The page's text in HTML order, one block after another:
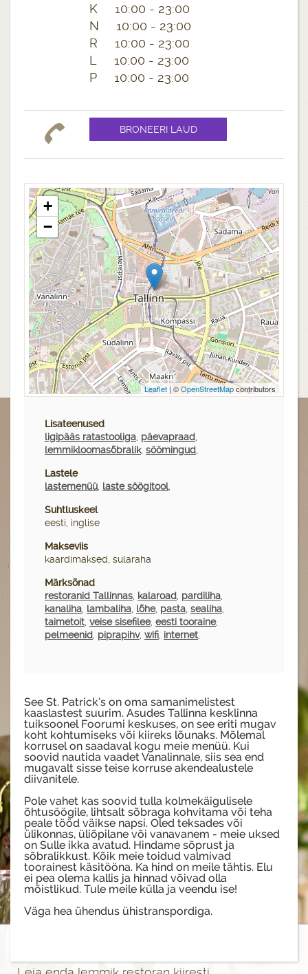
K 10:00 - 23:00
N 10:00 - 23:00
R 10:00 - 23:00
L 10:00 - 23:00
P 10:00 - 23:00
+
−
Leaflet| ©OpenStreetMapcontributors
Lisateenused
ligipääs ratastooliga, päevapraad,
lemmikloomasõbralik, söömingud,
Lastele
lastemenüü, laste söögitool,
Suhtluskeel
eesti, inglise
Makseviis
kaardimaksed, sularaha
Märksõnad
restoranid Tallinnas, kalaroad, pardiliha,
kanaliha, lambaliha, lõhe, pasta, sealiha,
taimetoit, veise sisefilee, eesti tooraine,
pelmeenid, piprapihv, wifi, internet,
See St. Patrick’s on oma samanimelistest
kaaslastest suurim. Asudes Tallinna kesklinna
tuiksoonel Foorumi keskuses, on see eriti mugav
koht kohtumiseks või kiireks lõunaks. Mõlemal
korrusel on saadaval kogu meie menüü. Kui
soovid nautida vaadet Vanalinnale, siis sea end
mugavalt sisse teise korruse akendealustele
diivanitele.
Pole vahet kas soovid tulla kolmekäigulisele
õhtusöögile, lihtsalt sõbraga kohvitama või teha
peale tööd väikse napsi. Oled teksades või
ülikonnas, üliõpilane või vanavanem - meie uksed
on Sulle ikka avatud. Hindame sõprust ja
sõbralikkust. Kõik meie toidud valmivad
toorainest käsitööna. Ka hind on meile tähtis. Elu
ei pea olema kallis ja hinnad võivad olla
mõistlikud. Tule meile külla ja veendu ise!
Väga hea ühendus ühistranspordiga.